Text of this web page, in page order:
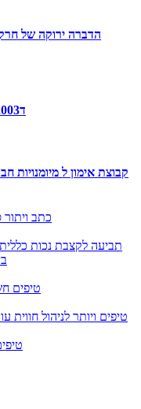
הדברה ירוקה של
הצעת חוק השתלת אברים, התשס;quot&ד2003
קבוצת אימון ל מיומנויות
כתב ויתור
תביעה לקצבת נכות כללית
7 טיפים
21